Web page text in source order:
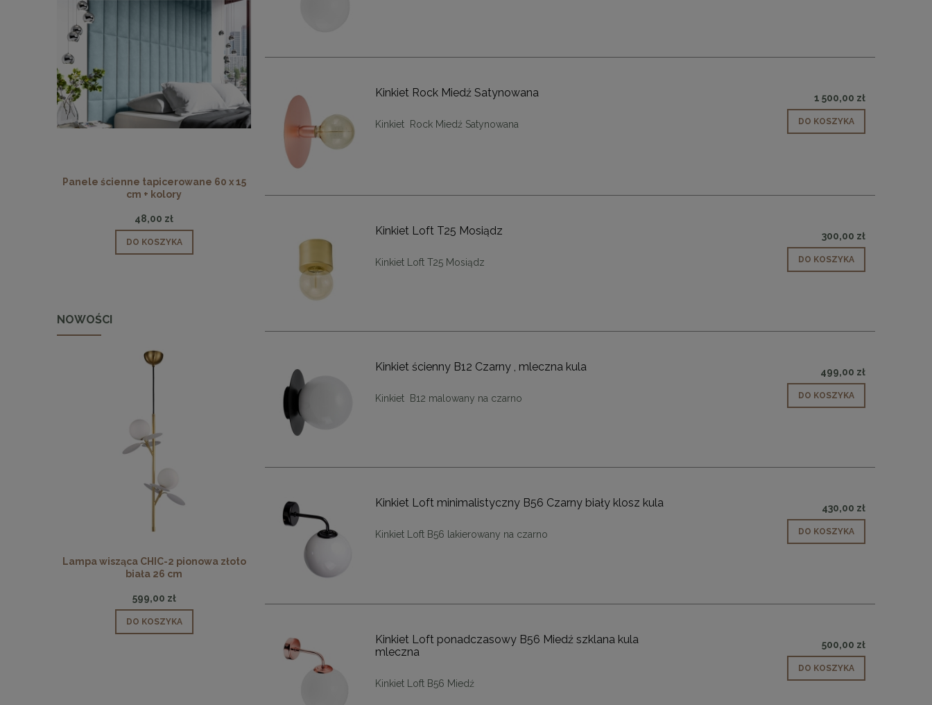
Panele ścienne tapicerowane 60 x 15
cm + kolory
48,00 zł
DO KOSZYKA
cm + kolory
DO KOSZYKA
cm + kolory
cm + kolory
NOWOŚCI
Lampa wisząca CHIC-2 pionowa złoto
biała 26 cm
599,00 zł
DO KOSZYKA
Lampa wisząca CHIC-9, biało złota 75
Kinkiet Rock Miedź Satynowana
Kinkiet Rock Miedź Satynowana
1 500,00 zł
DO KOSZYKA
Kinkiet Loft T25 Mosiądz
Kinkiet Loft T25 Mosiądz
300,00 zł
DO KOSZYKA
Kinkiet ścienny B12 Czarny , mleczna kula
Kinkiet B12 malowany na czarno
499,00 zł
DO KOSZYKA
Kinkiet Loft minimalistyczny B56 Czarny biały klosz kula
Kinkiet Loft B56 lakierowany na czarno
430,00 zł
DO KOSZYKA
Kinkiet Loft ponadczasowy B56 Miedź szklana kula
mleczna
Kinkiet Loft B56 Miedź
500,00 zł
DO KOSZYKA